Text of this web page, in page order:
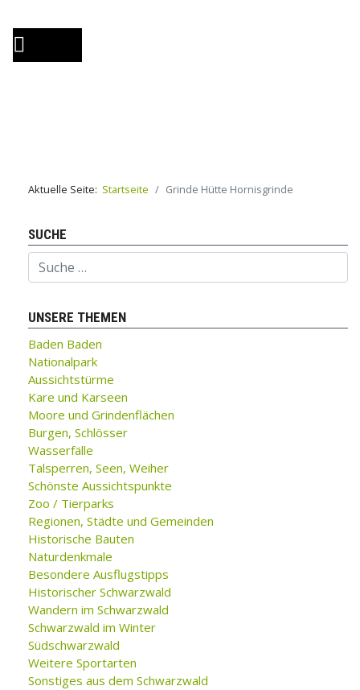
Aktuelle Seite: Startseite Grinde Hütte Hornisgrinde
SUCHE
Suchen
UNSERE THEMEN
Baden Baden
Nationalpark
Aussichtstürme
Kare und Karseen
Moore und Grindenflächen
Burgen, Schlösser
Wasserfälle
Talsperren, Seen, Weiher
Schönste Aussichtspunkte
Zoo / Tierparks
Regionen, Städte und Gemeinden
Historische Bauten
Naturdenkmale
Besondere Ausflugstipps
Historischer Schwarzwald
Wandern im Schwarzwald
Schwarzwald im Winter
Südschwarzwald
Weitere Sportarten
Sonstiges aus dem Schwarzwald